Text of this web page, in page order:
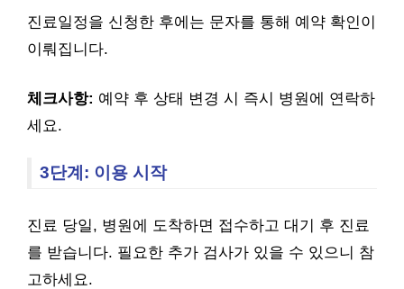
진료일정을 신청한 후에는 문자를 통해 예약 확인이
이뤄집니다.
체크사항: 예약 후 상태 변경 시 즉시 병원에 연락하
세요.
3단계: 이용 시작
진료 당일, 병원에 도착하면 접수하고 대기 후 진료
를 받습니다. 필요한 추가 검사가 있을 수 있으니 참
고하세요.